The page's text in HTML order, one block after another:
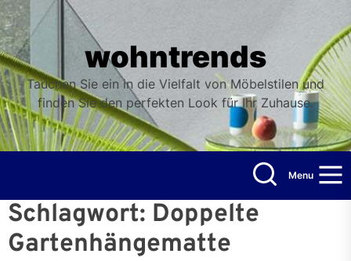
Skip
to
the
content
wohntrends
Tauchen Sie ein in die Vielfalt von Möbelstilen und
finden Sie den perfekten Look für Ihr Zuhause.
Menu
Schlagwort: Doppelte
Gartenhängematte